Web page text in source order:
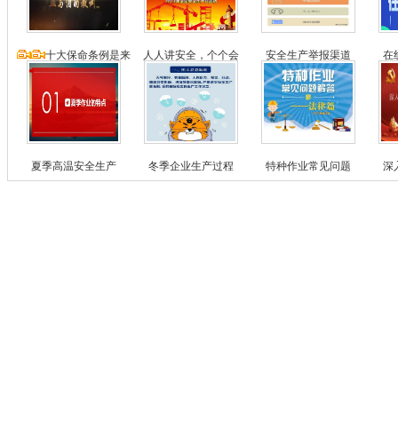
十大保命条例是来 人人讲安全，个个会 安全生产举报渠道 在
夏季高温安全生产 冬季企业生产过程 特种作业常见问题 深